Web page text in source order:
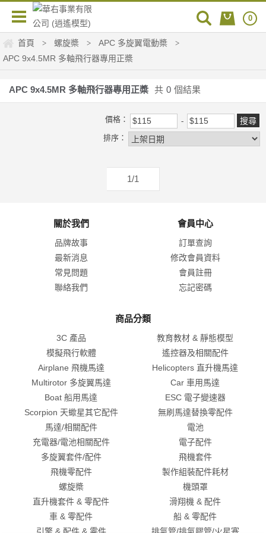
0
首頁 > 螺旋槳 > APC 多旋翼電動槳 >
APC 9x4.5MR 多軸飛行器專用正槳
APC 9x4.5MR 多軸飛行器專用正槳 共 0 個結果
價格：
排序：
1/1
關於我們
品牌故事
最新消息
常見問題
聯絡我們
會員中心
訂單查詢
修改會員資料
會員註冊
忘記密碼
商品分類
3C 產品
教育教材 & 靜態模型
模擬飛行軟體
遙控器及相關配件
Airplane 飛機馬達
Helicopters 直升機馬達
Multirotor 多旋翼馬達
Car 車用馬達
Boat 船用馬達
ESC 電子變速器
Scorpion 天蠍星其它配件
無刷馬達替換零配件
馬達/相關配件
電池
充電器/電池相關配件
電子配件
多旋翼套件/配件
飛機套件
飛機零配件
製作組裝配件耗材
螺旋槳
機頭罩
直升機套件 & 零配件
滑翔機 & 配件
車 & 零配件
船 & 零配件
引擎 & 配件 & 零件
排氣管/排氣膠管/火星塞